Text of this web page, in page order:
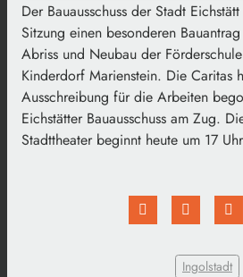
Der Bauausschuss der Stadt
Sitzung einen besonderen
Abriss und Neubau der
Kinderdorf Marienstein. Die Caritas
Ausschreibung für die Arbeiten
Eichstätter Bauausschuss am Zug.
Stadttheater beginnt heute um 17
Ingolstadt